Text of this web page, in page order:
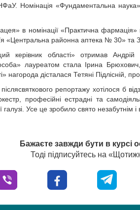
НФаУ. Номінація «Фундаментальна
в номінації «Практична
«Центральна районна аптека № 30»
керівник області» отримав
лауреатом стала Ірина
нагорода дісталася Тетяні Підлісній,
репортажу хотілося б
професійні естрадні та
Усе це зробило свято незабутнім
Бажаєте завжди бути в курсі
Тоді підписуйтесь на